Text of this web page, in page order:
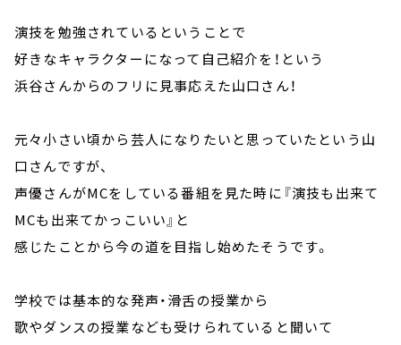
演技を勉強されているということで
好きなキャラクターになって自己紹介を！という
浜谷さんからのフリに見事応えた山口さん！
元々小さい頃から芸人になりたいと思っていたという山
口さんですが、
声優さんがMCをしている番組を見た時に『演技も出来て
MCも出来てかっこいい』と
感じたことから今の道を目指し始めたそうです。
学校では基本的な発声・滑舌の授業から
歌やダンスの授業なども受けられていると聞いて